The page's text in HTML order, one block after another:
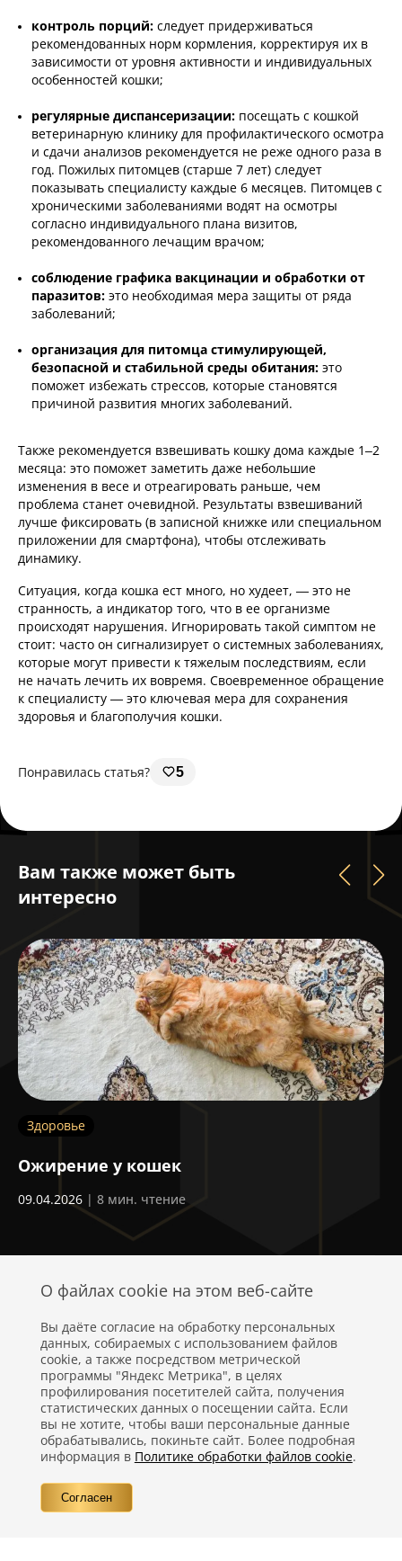
контроль порций: следует придерживаться
рекомендованных норм кормления, корректируя их в
зависимости от уровня активности и индивидуальных
особенностей кошки;
регулярные диспансеризации: посещать с кошкой
ветеринарную клинику для профилактического осмотра
и сдачи анализов рекомендуется не реже одного раза в
год. Пожилых питомцев (старше 7 лет) следует
показывать специалисту каждые 6 месяцев. Питомцев с
хроническими заболеваниями водят на осмотры
согласно индивидуального плана визитов,
рекомендованного лечащим врачом;
соблюдение графика вакцинации и обработки от
паразитов: это необходимая мера защиты от ряда
заболеваний;
организация для питомца стимулирующей,
безопасной и стабильной среды обитания: это
поможет избежать стрессов, которые становятся
причиной развития многих заболеваний.
Также рекомендуется взвешивать кошку дома каждые 1–2
месяца: это поможет заметить даже небольшие
изменения в весе и отреагировать раньше, чем
проблема станет очевидной. Результаты взвешиваний
лучше фиксировать (в записной книжке или специальном
приложении для смартфона), чтобы отслеживать
динамику.
Ситуация, когда кошка ест много, но худеет, — это не
странность, а индикатор того, что в ее организме
происходят нарушения. Игнорировать такой симптом не
стоит: часто он сигнализирует о системных заболеваниях,
которые могут привести к тяжелым последствиям, если
не начать лечить их вовремя. Своевременное обращение
к специалисту — это ключевая мера для сохранения
здоровья и благополучия кошки.
Понравилась статья? 5
Вам также может быть
интересно
Здоровье
Ожирение у кошек
09.04.2026 | 8 мин. чтение
Политика конфиденциальности
Правовая информация
Контакты
О файлах cookie на этом веб-сайте
Вы даёте согласие на обработку персональных
данных, собираемых с использованием файлов
cookie, а также посредством метрической
программы "Яндекс Метрика", в целях
профилирования посетителей сайта, получения
статистических данных о посещении сайта. Если
вы не хотите, чтобы ваши персональные данные
обрабатывались, покиньте сайт. Более подробная
информация в Политике обработки файлов cookie.
Согласен